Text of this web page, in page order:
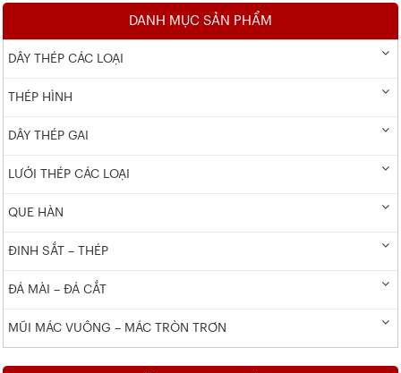
DANH MỤC SẢN PHẨM
DÂY THÉP CÁC LOẠI
THÉP HÌNH
DÂY THÉP GAI
LƯỚI THÉP CÁC LOẠI
QUE HÀN
ĐINH SẮT – THÉP
ĐÁ MÀI – ĐÁ CẮT
MŨI MÁC VUÔNG – MÁC TRÒN TRƠN